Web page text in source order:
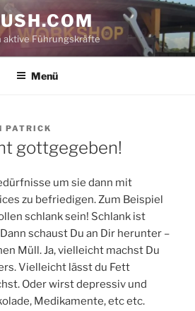
aktive Führungskräfte
Menü
PATRICK
gottgegeben!
um sie dann mit
zu befriedigen. Zum Beispiel
schlank sein! Schlank ist
schaust Du an Dir herunter –
Müll. Ja, vielleicht machst Du
Vielleicht lässt du Fett
Oder wirst depressiv und
Medikamente, etc etc.